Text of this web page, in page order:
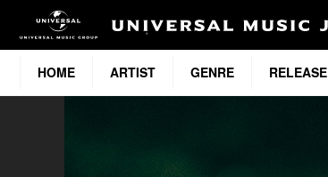
HOME ARTIST GENRE RELEASE